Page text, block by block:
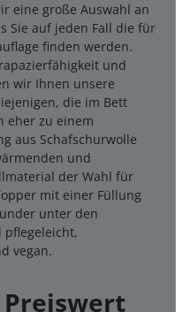
eine große Auswahl an
Sie auf jeden Fall die für
finden werden.
und
wir Ihnen unsere
die im Bett
eher zu einem
aus Schafschurwolle
und
der Wahl für
mit einer Füllung
unter den
pflegeleicht,
vegan.
Preiswert